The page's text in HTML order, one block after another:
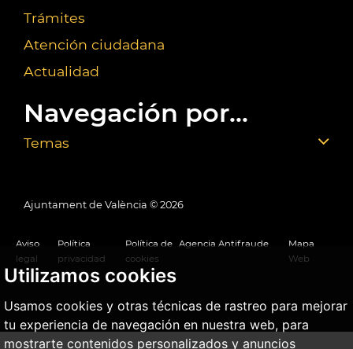
Utilizamos cookies
Usamos cookies y otras técnicas de rastreo para mejorar
tu experiencia de navegación en nuestra web, para
mostrarte contenidos personalizados y anuncios
Trámites
Atención ciudadana
Actualidad
Navegación por...
Temas
Ajuntament de València © 2026
Aviso
legal
Política
privacidad
Política de
cookies
Agencia Antifraude
Mapa
Web